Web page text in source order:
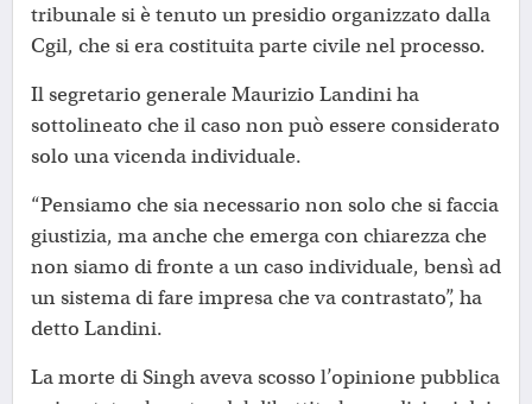
tribunale si è tenuto un presidio organizzato dalla
Cgil, che si era costituita parte civile nel processo.
Il segretario generale Maurizio Landini ha
sottolineato che il caso non può essere considerato
solo una vicenda individuale.
“Pensiamo che sia necessario non solo che si faccia
giustizia, ma anche che emerga con chiarezza che
non siamo di fronte a un caso individuale, bensì ad
un sistema di fare impresa che va contrastato”, ha
detto Landini.
La morte di Singh aveva scosso l’opinione pubblica